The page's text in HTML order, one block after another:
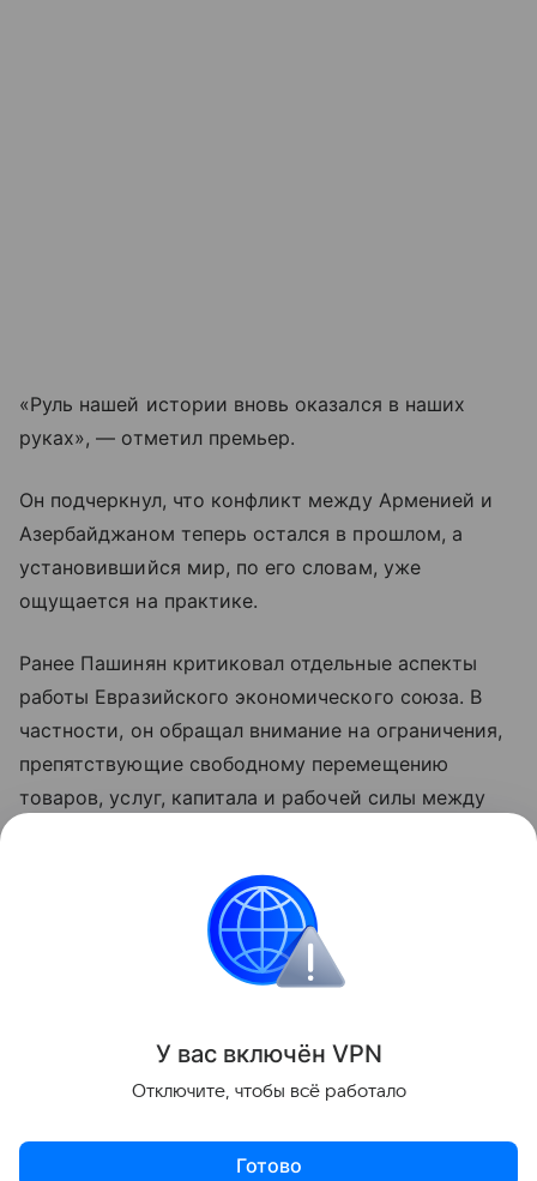
«Руль нашей истории вновь оказался в наших
руках», — отметил премьер.
Он подчеркнул, что конфликт между Арменией и
Азербайджаном теперь остался в прошлом, а
установившийся мир, по его словам, уже
ощущается на практике.
Ранее Пашинян критиковал отдельные аспекты
работы Евразийского экономического союза. В
частности, он обращал внимание на ограничения,
препятствующие свободному перемещению
товаров, услуг, капитала и рабочей силы между
для бизнеса и эффективность интеграции.
Армения Внешняя политика
Поделиться
У вас включён VPN
Отключите, чтобы всё работало
Готово